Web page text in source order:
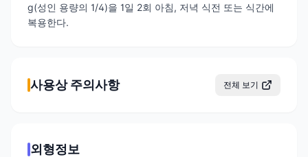
g(성인 용량의 1/4)을 1일 2회 아침, 저녁 식전 또는 식간에
복용한다.
사용상 주의사항 전체 보기
외형정보